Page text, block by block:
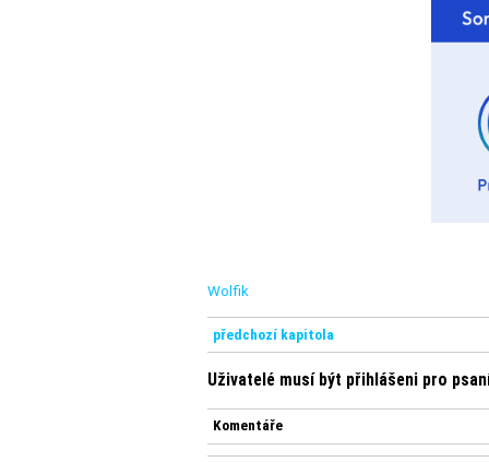
Wolfik
předchozí kapitola
Uživatelé musí být přihlášeni pro
Komentáře